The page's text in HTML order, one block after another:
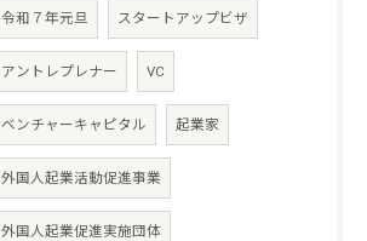
令和７年元旦 スタートアップビザ
アントレプレナー VC
ベンチャーキャピタル 起業家
外国人起業活動促進事業
外国人起業促進実施団体